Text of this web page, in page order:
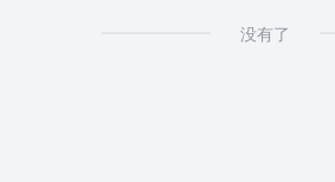
没有了